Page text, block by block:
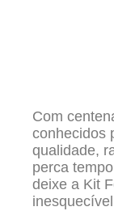
Com
conhecidos
qualidade,
perca
deixe a Kit